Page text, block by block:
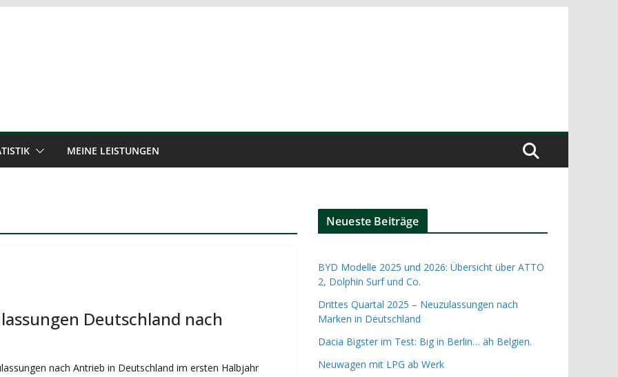
MEINE LEISTUNGEN
Deutschland nach
nach Antrieb in Deutschland im ersten Halbjahr
Neueste Beiträge
BYD Modelle 2025 und 2026: Übersicht über ATTO
2, Dolphin Surf und Co.
Drittes Quartal 2025 – Neuzulassungen nach
Marken in Deutschland
Dacia Bigster im Test: Big in Berlin… äh Belgien.
Neuwagen mit LPG ab Werk